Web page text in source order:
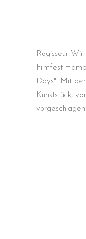
Regisseur
Filmfest
Days". Mit
Kunststück,